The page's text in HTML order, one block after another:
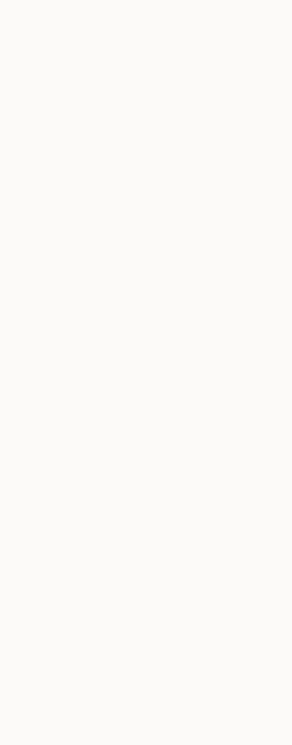
koken. Hierdoor
bij kunt aflikken. Na
af in de oven. Het
het lekker mals wordt.
niet uit. Aan het einde
om het lekker smeuïg
advies, want vlak voor
Bak het vlees
het goudbruin kleurt.
geur, kun je al
je zult beloond
van het bot kan
maaltijd en
smaak en de
Serveer de
groentes om het
om kleine schaaltjes
dan op het vlees (echt